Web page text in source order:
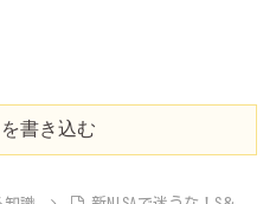
書き込む